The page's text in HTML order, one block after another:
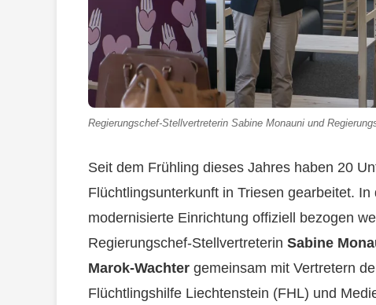
Regierungschef-Stellvertreterin Sabine Monauni und
Seit dem Frühling dieses Jahres haben 20
Flüchtlingsunterkunft in Triesen gearbeitet.
modernisierte Einrichtung offiziell bezogen
Regierungschef-Stellvertreterin Sabine
Marok-Wachter gemeinsam mit Vertretern
Flüchtlingshilfe Liechtenstein (FHL) und